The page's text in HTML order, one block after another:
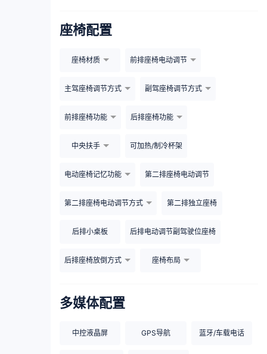
座椅配置
座椅材质 前排座椅电动调节
主驾座椅调节方式 副驾座椅调节方式
前排座椅功能 后排座椅功能
中央扶手 可加热/制冷杯架
电动座椅记忆功能 第二排座椅电动调节
第二排座椅电动调节方式 第二排独立座椅
后排小桌板 后排电动调节副驾驶位座椅
后排座椅放倒方式 座椅布局
多媒体配置
中控液晶屏 GPS导航 蓝牙/车载电话